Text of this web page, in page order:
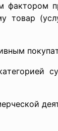
фaктором
товaр